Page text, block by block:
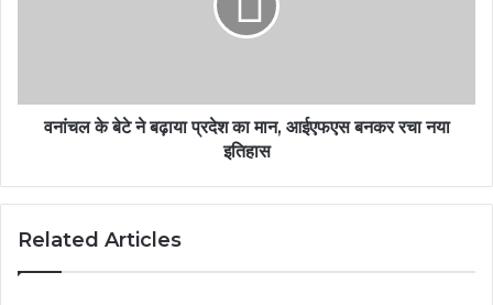
वनांचल के बेटे ने बढ़ाया प्रदेश का मान, आईएफएस बनकर रचा नया
इतिहास
Related Articles